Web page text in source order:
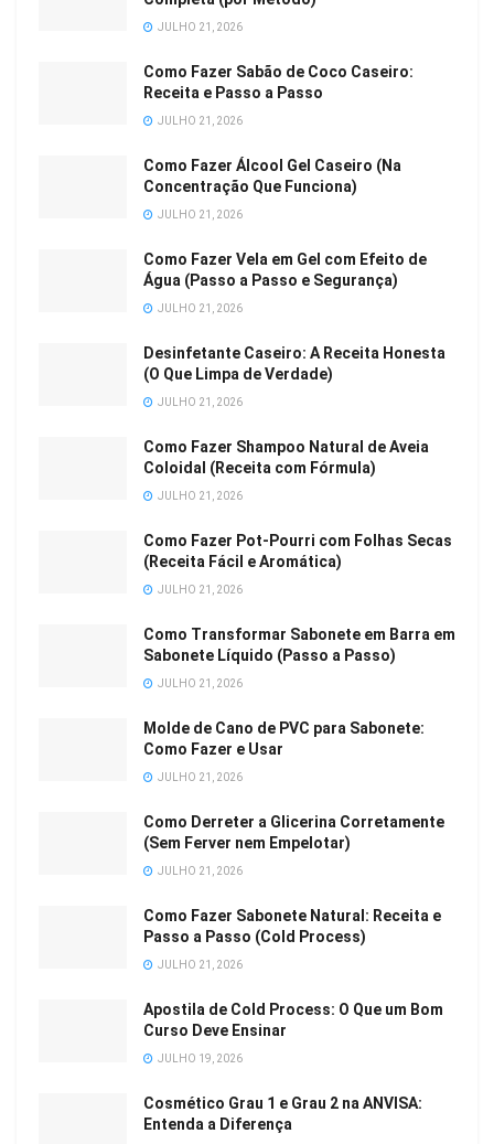
JULHO 21, 2026
Como Fazer Sabão de Coco Caseiro:
Receita e Passo a Passo
JULHO 21, 2026
Como Fazer Álcool Gel Caseiro (Na
Concentração Que Funciona)
JULHO 21, 2026
Como Fazer Vela em Gel com Efeito de
Água (Passo a Passo e Segurança)
JULHO 21, 2026
Desinfetante Caseiro: A Receita Honesta
(O Que Limpa de Verdade)
JULHO 21, 2026
Como Fazer Shampoo Natural de Aveia
Coloidal (Receita com Fórmula)
JULHO 21, 2026
Como Fazer Pot-Pourri com Folhas Secas
(Receita Fácil e Aromática)
JULHO 21, 2026
Como Transformar Sabonete em Barra em
Sabonete Líquido (Passo a Passo)
JULHO 21, 2026
Molde de Cano de PVC para Sabonete:
Como Fazer e Usar
JULHO 21, 2026
Como Derreter a Glicerina Corretamente
(Sem Ferver nem Empelotar)
JULHO 21, 2026
Como Fazer Sabonete Natural: Receita e
Passo a Passo (Cold Process)
JULHO 21, 2026
Apostila de Cold Process: O Que um Bom
Curso Deve Ensinar
JULHO 19, 2026
Cosmético Grau 1 e Grau 2 na ANVISA:
Entenda a Diferença